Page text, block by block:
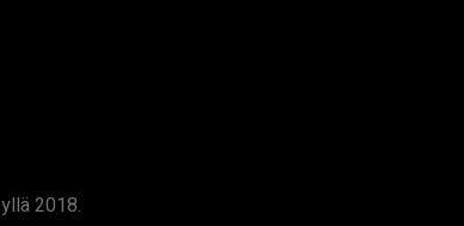
2018.